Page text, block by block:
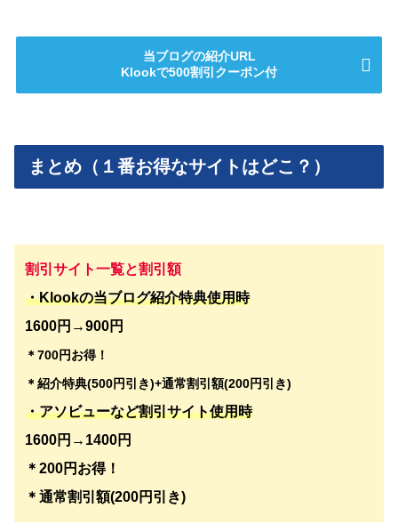
当ブログの紹介URL
Klookで500割引クーポン付
まとめ（１番お得なサイトはどこ？）
割引サイト一覧と割引額
・Klookの当ブログ紹介特典使用時
1600円→900円
＊700円お得！
＊紹介特典(500円引き)+通常割引額(200円引き)
・アソビューなど割引サイト使用時
1600円→1400円
＊200円お得！
＊通常割引額(200円引き)